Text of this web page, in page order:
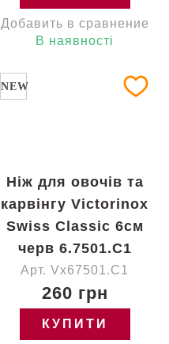
Добавить в сравнение
В наявності
NEW
Ніж для овочів та
карвінгу Victorinox
Swiss Classic 6см
черв 6.7501.C1
Арт. Vx67501.C1
260 грн
КУПИТИ